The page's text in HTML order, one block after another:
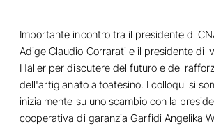
Importante incontro tra il presidente di
Adige Claudio Corrarati e il presidente di
Haller per discutere del futuro e del
dell'artigianato altoatesino. I colloqui si
inizialmente su uno scambio con la
cooperativa di garanzia Garfidi Angelika